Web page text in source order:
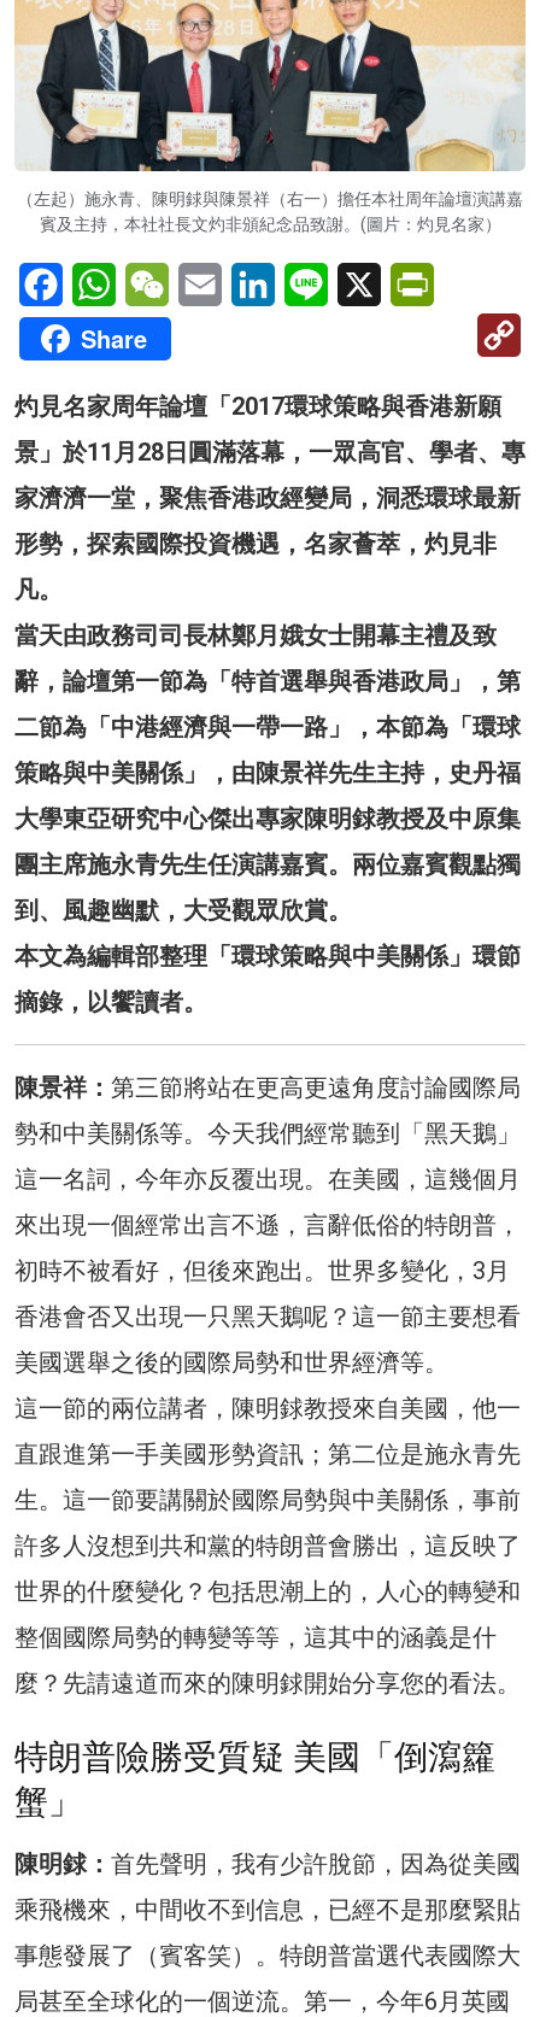
（左起）施永青、陳明銶與陳景祥（右一）擔任本社周年論壇演講嘉
賓及主持，本社社長文灼非頒紀念品致謝。(圖片：灼見名家）
FacebookWhatsAppWeChatEmail LinkedInLine X
Share
灼見名家周年論壇「2017環球策略與香港新願
景」於11月28日圓滿落幕，一眾高官、學者、專
家濟濟一堂，聚焦香港政經變局，洞悉環球最新
形勢，探索國際投資機遇，名家薈萃，灼見非
凡。
當天由政務司司長林鄭月娥女士開幕主禮及致
辭，論壇第一節為「特首選舉與香港政局」，第
二節為「中港經濟與一帶一路」，本節為「環球
策略與中美關係」，由陳景祥先生主持，史丹福
大學東亞研究中心傑出專家陳明銶教授及中原集
團主席施永青先生任演講嘉賓。兩位嘉賓觀點獨
到、風趣幽默，大受觀眾欣賞。
本文為編輯部整理「環球策略與中美關係」環節
摘錄，以饗讀者。
陳景祥： 第三節將站在更高更遠角度討論國際局
勢和中美關係等。今天我們經常聽到「黑天鵝」
這一名詞，今年亦反覆出現。在美國，這幾個月
來出現一個經常出言不遜，言辭低俗的特朗普，
初時不被看好，但後來跑出。世界多變化，3月
香港會否又出現一只黑天鵝呢？這一節主要想看
美國選舉之後的國際局勢和世界經濟等。
這一節的兩位講者，陳明銶教授來自美國，他一
直跟進第一手美國形勢資訊；第二位是施永青先
生。這一節要講關於國際局勢與中美關係，事前
許多人沒想到共和黨的特朗普會勝出，這反映了
世界的什麼變化？包括思潮上的，人心的轉變和
整個國際局勢的轉變等等，這其中的涵義是什
麼？先請遠道而來的陳明銶開始分享您的看法。
特朗普險勝受質疑 美國「倒瀉籮
蟹」
陳明銶： 首先聲明，我有少許脫節，因為從美國
乘飛機來，中間收不到信息，已經不是那麼緊貼
事態發展了（賓客笑）。特朗普當選代表國際大
局甚至全球化的一個逆流。第一，今年6月英國